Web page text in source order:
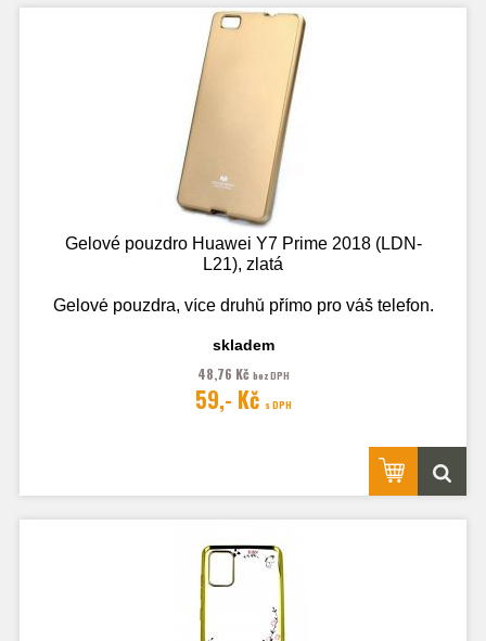
Gelové pouzdro Huawei Y7 Prime 2018 (LDN-
L21), zlatá
Gelové pouzdra, více druhů přímo pro váš telefon.
Fotografie je pouze ilustrační.
skladem
48,76 Kč bez DPH
59,- Kč s DPH